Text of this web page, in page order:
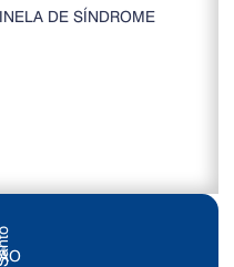
DE SÍNDROME